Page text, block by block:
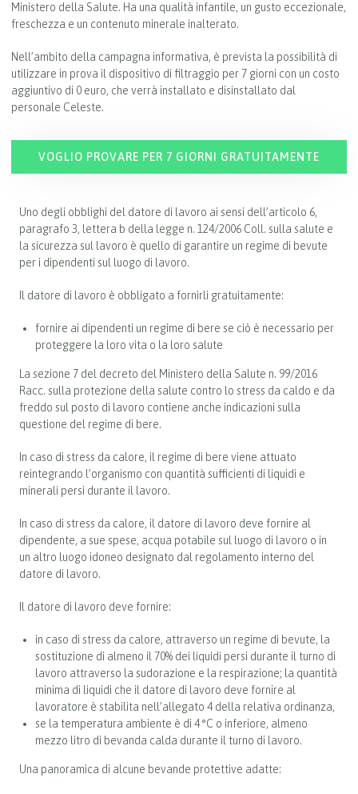
Uno degli obblighi del datore di lavoro ai sensi dell’articolo 6,
paragrafo 3, lettera b della legge n. 124/2006 Coll. sulla salute e
la sicurezza sul lavoro è quello di garantire un regime di bevute
per i dipendenti sul luogo di lavoro.
Il datore di lavoro è obbligato a fornirli gratuitamente:
fornire ai dipendenti un regime di bere se ciò è necessario per
proteggere la loro vita o la loro salute
La sezione 7 del decreto del Ministero della Salute n. 99/2016
Racc. sulla protezione della salute contro lo stress da caldo e da
freddo sul posto di lavoro contiene anche indicazioni sulla
questione del regime di bere.
In caso di stress da calore, il regime di bere viene attuato
reintegrando l’organismo con quantità sufficienti di liquidi e
minerali persi durante il lavoro.
In caso di stress da calore, il datore di lavoro deve fornire al
dipendente, a sue spese, acqua potabile sul luogo di lavoro o in
un altro luogo idoneo designato dal regolamento interno del
datore di lavoro.
Il datore di lavoro deve fornire:
in caso di stress da calore, attraverso un regime di bevute, la
sostituzione di almeno il 70% dei liquidi persi durante il turno di
lavoro attraverso la sudorazione e la respirazione; la quantità
minima di liquidi che il datore di lavoro deve fornire al
lavoratore è stabilita nell’allegato 4 della relativa ordinanza,
se la temperatura ambiente è di 4 °C o inferiore, almeno
mezzo litro di bevanda calda durante il turno di lavoro.
Una panoramica di alcune bevande protettive adatte:
Ministero della Salute. Ha una qualità infantile, un gusto eccezionale,
freschezza e un contenuto minerale inalterato.
Nell’ambito della campagna informativa, è prevista la possibilità di
utilizzare in prova il dispositivo di filtraggio per 7 giorni con un costo
aggiuntivo di 0 euro, che verrà installato e disinstallato dal
personale Celeste.
VOGLIO PROVARE PER 7 GIORNI GRATUITAMENTE